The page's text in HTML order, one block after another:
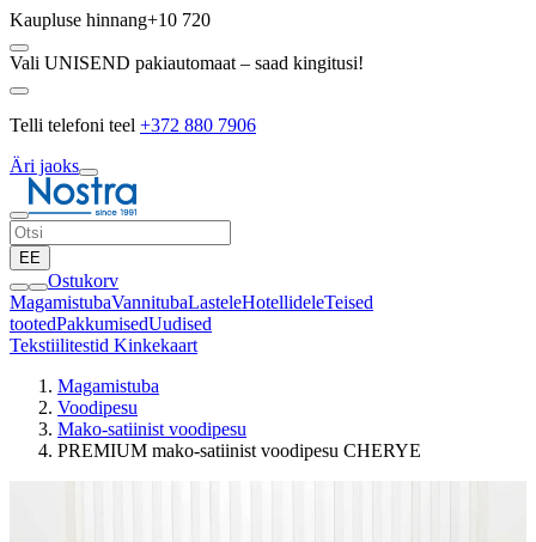
Kaupluse hinnang+10 720
Vali UNISEND pakiautomaat – saad kingitusi!
Telli telefoni teel +372 880 7906
Äri jaoks
EE
Ostukorv
MagamistubaVannitubaLasteleHotellideleTeised
tootedPakkumisedUudised
Tekstiilitestid Kinkekaart
Magamistuba
Voodipesu
Mako-satiinist voodipesu
PREMIUM mako-satiinist voodipesu CHERYE